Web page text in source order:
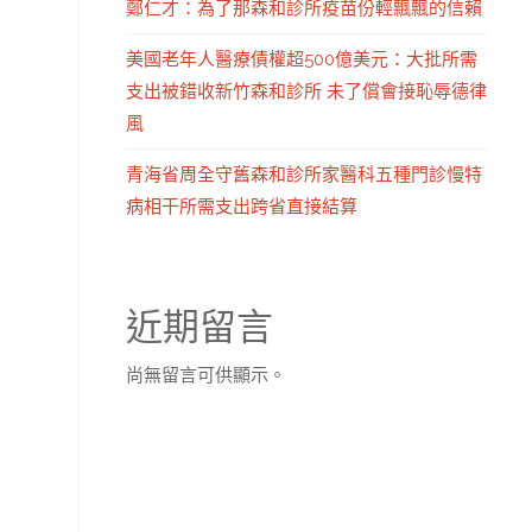
鄭仁才：為了那森和診所疫苗份輕飄飄的信賴
美國老年人醫療債權超500億美元：大批所需
支出被錯收新竹森和診所 未了償會接恥辱德律
風
青海省周全守舊森和診所家醫科五種門診慢特
病相干所需支出跨省直接結算
近期留言
尚無留言可供顯示。